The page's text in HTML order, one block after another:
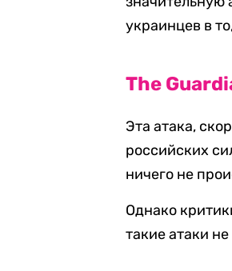
украинцев в
The
Эта атака,
российских
ничего не
Однако
такие атаки